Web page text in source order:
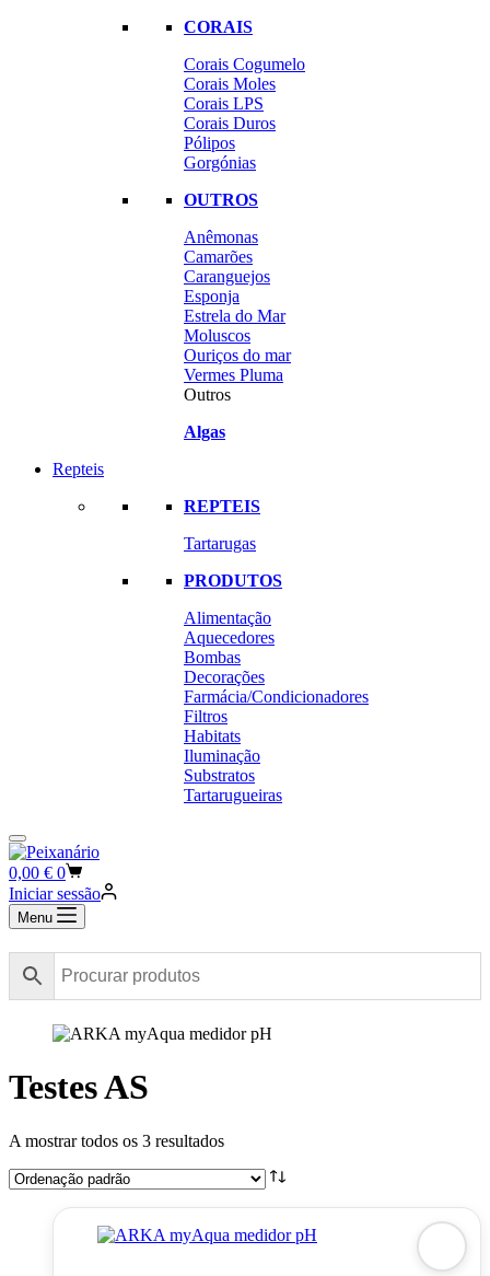
CORAIS
Corais Cogumelo
Corais Moles
Corais LPS
Corais Duros
Pólipos
Gorgónias
OUTROS
Anêmonas
Camarões
Caranguejos
Esponja
Estrela do Mar
Moluscos
Ouriços do mar
Vermes Pluma
Outros
Algas
Repteis
REPTEIS
Tartarugas
PRODUTOS
Alimentação
Aquecedores
Bombas
Decorações
Farmácia/Condicionadores
Filtros
Habitats
Iluminação
Substratos
Tartarugueiras
Carrinho
de
compras
0,00 € 0
Iniciar sessão
Menu
Testes AS
A mostrar todos os 3 resultados